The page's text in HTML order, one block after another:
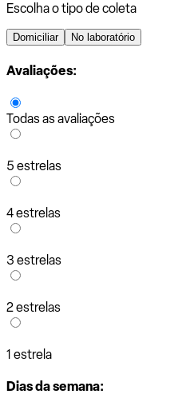
Escolha o tipo de coleta
Domiciliar No laboratório
Avaliações:
Todas as avaliações
5 estrelas
4 estrelas
3 estrelas
2 estrelas
1 estrela
Dias da semana: